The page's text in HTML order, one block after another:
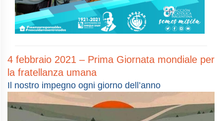
4 febbraio 2021 – Prima Giornata mondiale per
la fratellanza umana
Il nostro impegno ogni giorno dell’anno